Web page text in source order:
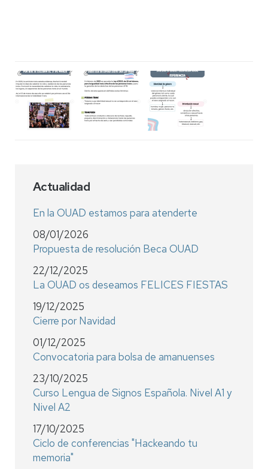
Actualidad
En la OUAD estamos para atenderte
08/01/2026
Propuesta de resolución Beca OUAD
22/12/2025
La OUAD os deseamos FELICES FIESTAS
19/12/2025
Cierre por Navidad
01/12/2025
Convocatoria para bolsa de amanuenses
23/10/2025
Curso Lengua de Signos Española. Nivel A1 y
Nivel A2
17/10/2025
Ciclo de conferencias "Hackeando tu
memoria"